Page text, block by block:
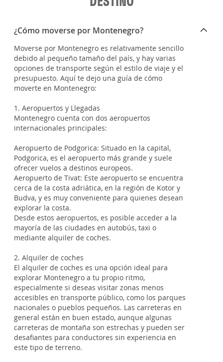
¿Cómo moverse por Montenegro?
Moverse por Montenegro es relativamente sencillo
debido al pequeño tamaño del país, y hay varias
opciones de transporte según el estilo de viaje y el
presupuesto. Aquí te dejo una guía de cómo
moverte en Montenegro:
1. Aeropuertos y Llegadas
Montenegro cuenta con dos aeropuertos
internacionales principales:
Aeropuerto de Podgorica: Situado en la capital,
Podgorica, es el aeropuerto más grande y suele
ofrecer vuelos a destinos europeos.
Aeropuerto de Tivat: Este aeropuerto se encuentra
cerca de la costa adriática, en la región de Kotor y
Budva, y es muy conveniente para quienes desean
explorar la costa.
Desde estos aeropuertos, es posible acceder a la
mayoría de las ciudades en autobús, taxi o
mediante alquiler de coches.
2. Alquiler de coches
El alquiler de coches es una opción ideal para
explorar Montenegro a tu propio ritmo,
especialmente si deseas visitar zonas menos
accesibles en transporte público, como los parques
nacionales o pueblos pequeños. Las carreteras en
general están en buen estado, aunque algunas
carreteras de montaña son estrechas y pueden ser
desafiantes para conductores sin experiencia en
este tipo de terreno.